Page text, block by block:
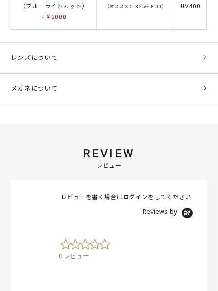
（ブルーライトカット）
+￥2000
（オススメ：-3.25～-8.00）
UV400
レンズについて
メガネについて
REVIEW
レビュー
レビューを書く場合はログイン をしてください
Reviews by
0
.
0 レビュー